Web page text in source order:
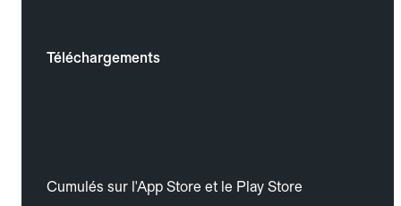
Téléchargements
Cumulés sur l'App Store et le Play Store